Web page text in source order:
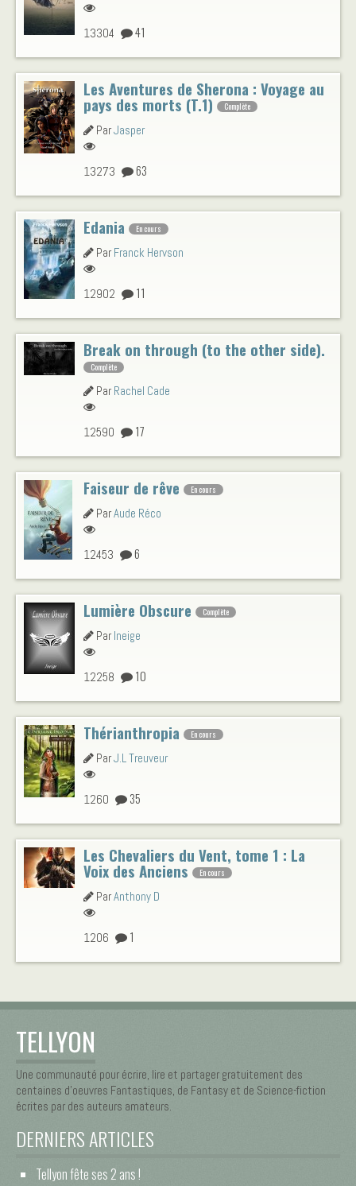
13304 41
Les Aventures de Sherona : Voyage au
pays des morts (T.1) Complète
ParJasper
13273 63
Edania En cours
ParFranck Hervson
12902 11
Break on through (to the other side).
Complète
ParRachel Cade
12590 17
Faiseur de rêve En cours
ParAude Réco
12453 6
Lumière Obscure Complète
ParIneige
12258 10
Thérianthropia En cours
ParJ.L Treuveur
1260 35
Les Chevaliers du Vent, tome 1 : La
Voix des Anciens En cours
ParAnthony D
1206 1
TELLYON
Une communauté pour écrire, lire et partager gratuitement des
centaines d’oeuvres Fantastiques, de Fantasy et de Science-fiction
écrites par des auteurs amateurs.
DERNIERS ARTICLES
Tellyon fête ses 2 ans !